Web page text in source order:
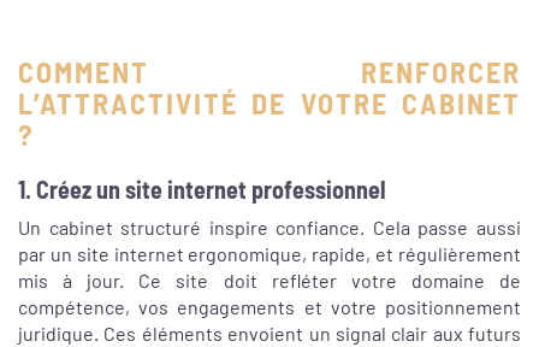
COMMENT RENFORCER
L’ATTRACTIVITÉ DE VOTRE CABINET
?
1. Créez un site internet professionnel
Un cabinet structuré inspire confiance. Cela passe aussi
par un site internet ergonomique, rapide, et régulièrement
mis à jour. Ce site doit refléter votre domaine de
compétence, vos engagements et votre positionnement
juridique. Ces éléments envoient un signal clair aux futurs